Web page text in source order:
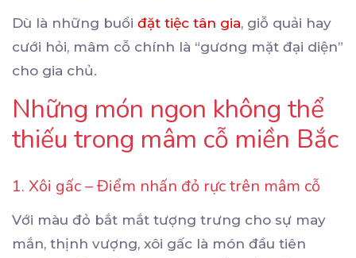
Dù là những buổi đặt tiệc tân gia, giỗ quải hay
cưới hỏi, mâm cỗ chính là “gương mặt đại diện”
cho gia chủ.
Những món ngon không thể
thiếu trong mâm cỗ miền Bắc
1. Xôi gấc – Điểm nhấn đỏ rực trên mâm cỗ
Với màu đỏ bắt mắt tượng trưng cho sự may
mắn, thịnh vượng, xôi gấc là món đầu tiên